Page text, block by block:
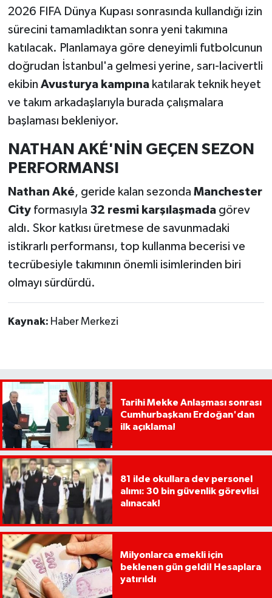
2026 FIFA Dünya Kupası sonrasında kullandığı izin
sürecini tamamladıktan sonra yeni takımına
katılacak. Planlamaya göre deneyimli futbolcunun
doğrudan İstanbul'a gelmesi yerine, sarı-lacivertli
ekibin Avusturya kampınakatılarak teknik heyet
ve takım arkadaşlarıyla burada çalışmalara
başlaması bekleniyor.
NATHAN AKÉ'NİN GEÇEN SEZON
PERFORMANSI
Nathan Aké, geride kalan sezonda Manchester
Cityformasıyla 32 resmi karşılaşmadagörev
aldı. Skor katkısı üretmese de savunmadaki
istikrarlı performansı, top kullanma becerisi ve
tecrübesiyle takımının önemli isimlerinden biri
olmayı sürdürdü.
Kaynak: Haber Merkezi
Tarihi Mekke Anlaşması sonrası
Cumhurbaşkanı Erdoğan'dan
ilk açıklama!
81 ilde okullara dev personel
alımı: 30 bin güvenlik görevlisi
alınacak!
Milyonlarca emekli için
beklenen gün geldi! Hesaplara
yatırıldı